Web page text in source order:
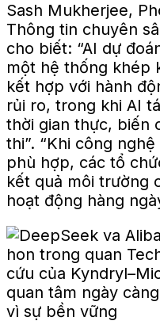
Sash Mukherjee,
Thông tin chuyên
cho biết: “AI dự
một hệ thống khép
kết hợp với hành
rủi ro, trong khi AI
thời gian thực, biến
thi”. “Khi công
phù hợp, các tổ
kết quả môi trường
hoạt động hàng